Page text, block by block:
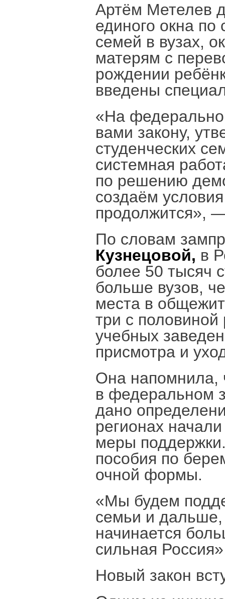
Артём Метелев
единого окна по
семей в вузах,
матерям с
рождении
введены
«На
вами закону,
студенческих
системная
по решению
создаём
продолжится»,
По словам
Кузнецовой, в
более 50 тысяч
больше вузов,
места в
три с
учебных
присмотра и
Она напомнила,
в федеральном
дано
регионах
меры
пособия по
очной формы.
«Мы будем
семьи и дальше,
начинается
сильная
Новый закон